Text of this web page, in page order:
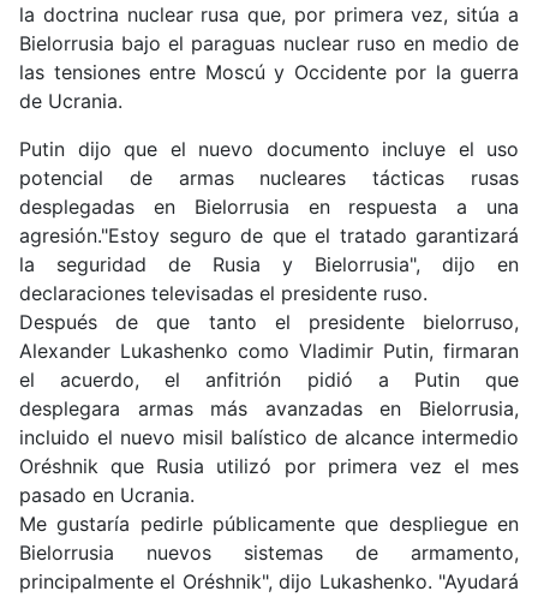
la doctrina nuclear rusa que, por primera vez, sitúa a
Bielorrusia bajo el paraguas nuclear ruso en medio de
las tensiones entre Moscú y Occidente por la guerra
de Ucrania.
Putin dijo que el nuevo documento incluye el uso
potencial de armas nucleares tácticas rusas
desplegadas en Bielorrusia en respuesta a una
agresión."Estoy seguro de que el tratado garantizará
la seguridad de Rusia y Bielorrusia", dijo en
declaraciones televisadas el presidente ruso.
Después de que tanto el presidente bielorruso,
Alexander Lukashenko como Vladimir Putin, firmaran
el acuerdo, el anfitrión pidió a Putinque
desplegara armas más avanzadas en Bielorrusia,
incluido el nuevo misil balístico de alcance intermedio
Oréshnik que Rusia utilizó por primera vez el mes
pasado en Ucrania.
Me gustaría pedirle públicamente que despliegue en
Bielorrusia nuevos sistemas de armamento,
principalmente el Oréshnik", dijo Lukashenko. "Ayudará